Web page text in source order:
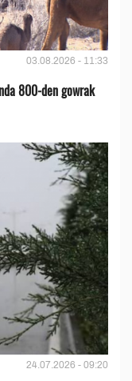
03.08.2026 - 11:33
800-den gowrak
24.07.2026 - 09:20